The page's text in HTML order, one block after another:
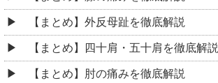
【まとめ】外反母趾を徹底解説
【まとめ】四十肩・五十肩を徹底解説
【まとめ】肘の痛みを徹底解説